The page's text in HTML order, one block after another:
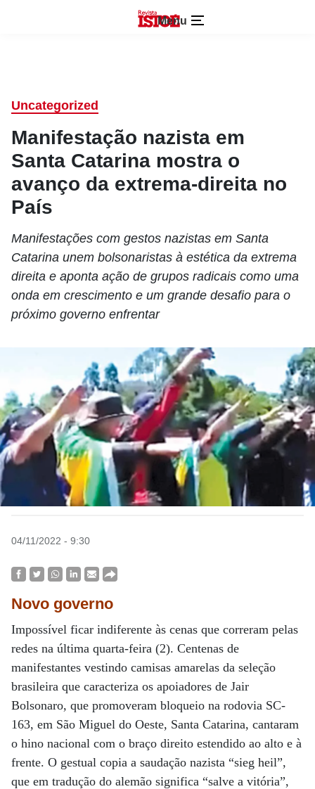
Menu
Uncategorized
Manifestação nazista em
Santa Catarina mostra o
avanço da extrema-direita no
País
Manifestações com gestos nazistas em Santa
Catarina unem bolsonaristas à estética da extrema
direita e aponta ação de grupos radicais como uma
onda em crescimento e um grande desafio para o
próximo governo enfrentar
04/11/2022 - 9:30
Novo governo
Impossível ficar indiferente às cenas que correram pelas
redes na última quarta-feira (2). Centenas de
manifestantes vestindo camisas amarelas da seleção
brasileira que caracteriza os apoiadores de Jair
Bolsonaro, que promoveram bloqueio na rodovia SC-
163, em São Miguel do Oeste, Santa Catarina, cantaram
o hino nacional com o braço direito estendido ao alto e à
frente. O gestual copia a saudação nazista “sieg heil”,
que em tradução do alemão significa “salve a vitória”,